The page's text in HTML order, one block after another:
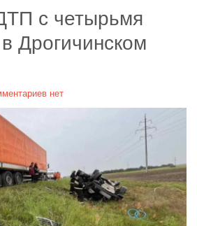
с четырьмя
Дрогичинском
нет